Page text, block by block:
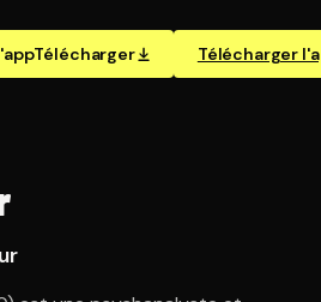
Télécharger Télécharger